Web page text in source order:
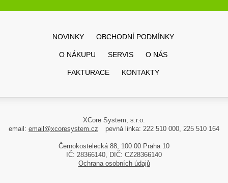
NOVINKY OBCHODNÍ PODMÍNKY
O NÁKUPU SERVIS O NÁS
FAKTURACE KONTAKTY
XCore System, s.r.o.
email: email@xcoresystem.cz pevná linka: 222 510 000, 225 510 164
Černokostelecká 88, 100 00 Praha 10
IČ: 28366140, DIČ: CZ28366140
Ochrana osobních údajů